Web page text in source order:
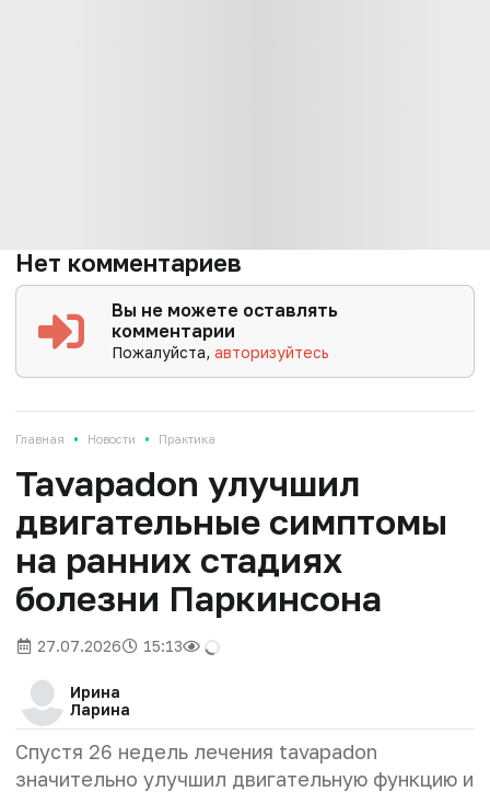
Нет комментариев
Вы не можете оставлять
комментарии
Пожалуйста,авторизуйтесь
Главная • Новости • Практика
Tavapadon улучшил
двигательные симптомы
на ранних стадиях
болезни Паркинсона
27.07.2026 15:13
Ирина
Ларина
Спустя 26 недель лечения tavapadon
значительно улучшил двигательную функцию и